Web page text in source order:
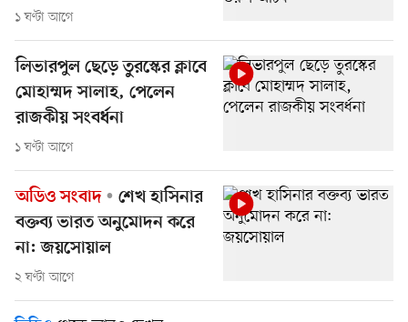
১ ঘণ্টা আগে
লিভারপুল ছেড়ে তুরস্কের ক্লাবে
মোহাম্মদ সালাহ, পেলেন
রাজকীয় সংবর্ধনা
১ ঘণ্টা আগে
অডিও সংবাদ
শেখ হাসিনার
বক্তব্য ভারত অনুমোদন করে
না: জয়সোয়াল
২ ঘণ্টা আগে